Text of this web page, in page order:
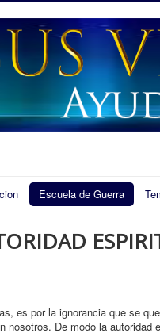
Escuela de Guerra
es por la ignorancia que se
nosotros. De modo la